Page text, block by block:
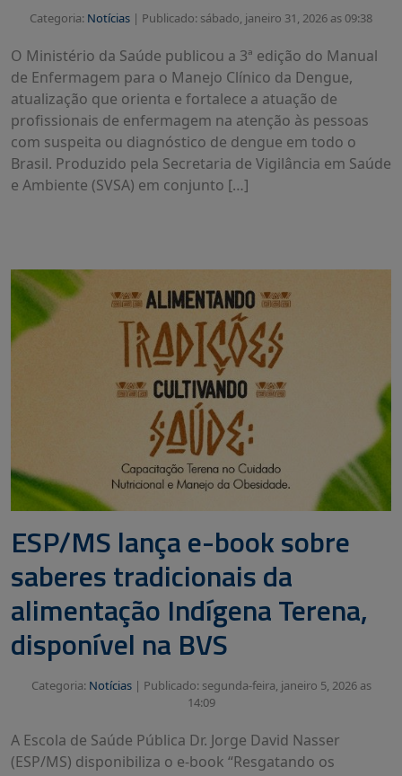
Categoria: Notícias | Publicado: sábado, janeiro 31, 2026 as 09:38
O Ministério da Saúde publicou a 3ª edição do Manual
de Enfermagem para o Manejo Clínico da Dengue,
atualização que orienta e fortalece a atuação de
profissionais de enfermagem na atenção às pessoas
com suspeita ou diagnóstico de dengue em todo o
Brasil. Produzido pela Secretaria de Vigilância em Saúde
e Ambiente (SVSA) em conjunto […]
ESP/MS lança e-book sobre
saberes tradicionais da
alimentação Indígena Terena,
disponível na BVS
Categoria: Notícias| Publicado: segunda-feira, janeiro 5, 2026 as
14:09
A Escola de Saúde Pública Dr. Jorge David Nasser
(ESP/MS) disponibiliza o e-book “Resgatando os